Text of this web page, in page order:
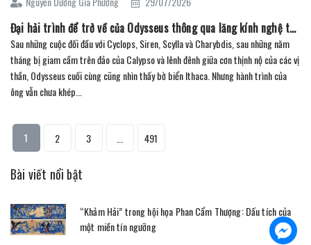
Đại hải trình để trở về của Odysseus thông qua lăng kính nghệ thuật (Phần 3)
Sau những cuộc đối đầu với Cyclops, Siren, Scylla và Charybdis, sau những năm
tháng bị giam cầm trên đảo của Calypso và lênh đênh giữa cơn thịnh nộ của các vị
thần, Odysseus cuối cùng cũng nhìn thấy bờ biển Ithaca. Nhưng hành trình của
ông vẫn chưa khép...
1 2 3 491
Bài viết nổi bật
“Khảm Hải” trong hội họa Phan Cẩm Thượng: Dấu tích của
một miền tín ngưỡng